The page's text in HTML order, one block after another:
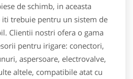
de schimb, in aceasta
iti trebuie pentru un sistem de
Clientii nostri ofera o gama
pentru irigare: conectori,
aspersoare, electrovalve,
altele, compatibile atat cu